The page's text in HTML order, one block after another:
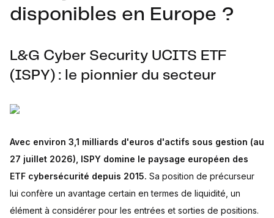
disponibles en Europe ?
L&G Cyber Security UCITS ETF
(ISPY) : le pionnier du secteur
Avec environ 3,1 milliards d'euros d'actifs sous gestion (au
27 juillet 2026), ISPY domine le paysage européen des
ETF cybersécurité depuis 2015. Sa position de précurseur
lui confère un avantage certain en termes de liquidité, un
élément à considérer pour les entrées et sorties de positions.